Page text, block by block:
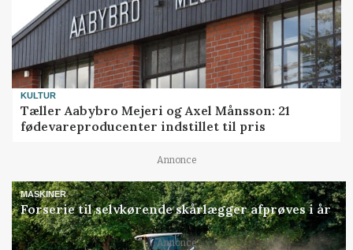
KULTUR
Tæller Aabybro Mejeri og Axel Månsson: 21
fødevareproducenter indstillet til pris
Annonce
MASKINER
Forserie til selvkørende skårlægger afprøves i år
Annonce